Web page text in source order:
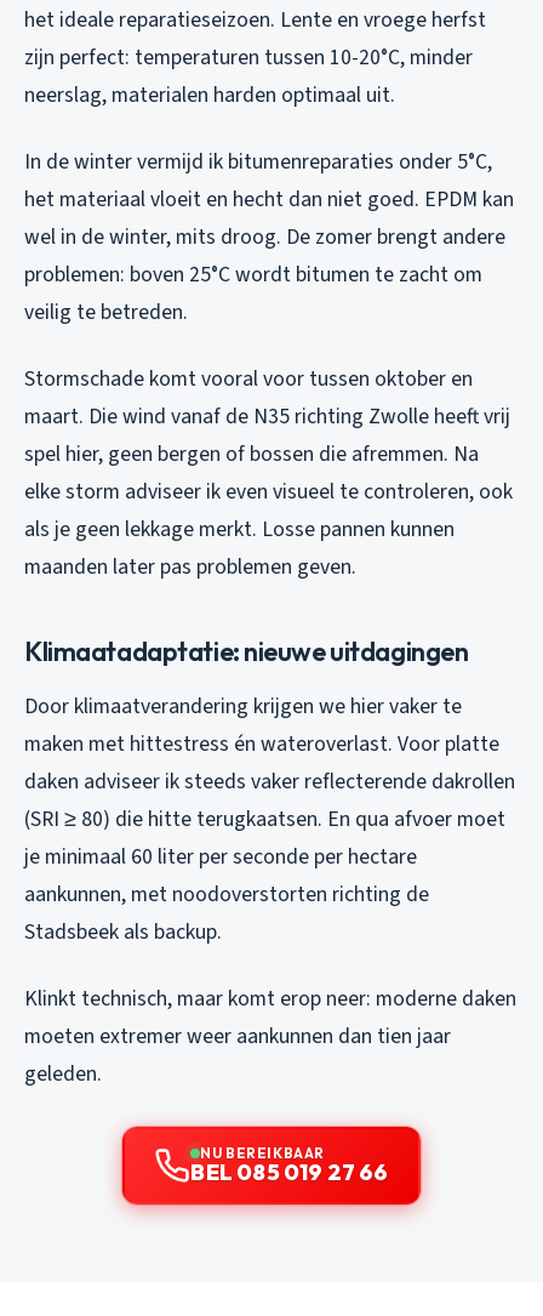
het ideale reparatieseizoen. Lente en vroege herfst
zijn perfect: temperaturen tussen 10-20°C, minder
neerslag, materialen harden optimaal uit.
In de winter vermijd ik bitumenreparaties onder 5°C,
het materiaal vloeit en hecht dan niet goed. EPDM kan
wel in de winter, mits droog. De zomer brengt andere
problemen: boven 25°C wordt bitumen te zacht om
veilig te betreden.
Stormschade komt vooral voor tussen oktober en
maart. Die wind vanaf de N35 richting Zwolle heeft vrij
spel hier, geen bergen of bossen die afremmen. Na
elke storm adviseer ik even visueel te controleren, ook
als je geen lekkage merkt. Losse pannen kunnen
maanden later pas problemen geven.
Klimaatadaptatie: nieuwe uitdagingen
Door klimaatverandering krijgen we hier vaker te
maken met hittestress én wateroverlast. Voor platte
daken adviseer ik steeds vaker reflecterende dakrollen
(SRI ≥ 80) die hitte terugkaatsen. En qua afvoer moet
je minimaal 60 liter per seconde per hectare
aankunnen, met noodoverstorten richting de
Stadsbeek als backup.
Klinkt technisch, maar komt erop neer: moderne daken
moeten extremer weer aankunnen dan tien jaar
geleden.
NU BEREIKBAAR
BEL 085 019 27 66